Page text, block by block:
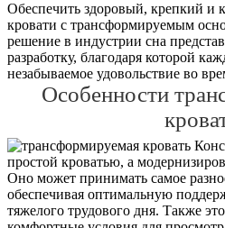
Обеспечить здоровый, крепкий и
кровати с трансформируемым
решение в индустрии сна
разработку, благодаря которой
незабываемое удовольствие во
Особенности
простой кроватью, а
Оно может принимать самое
обеспечивая оптимальную
тяжелого трудового дня. Также